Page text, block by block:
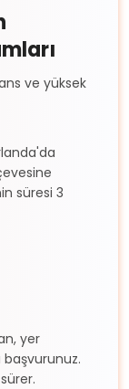
ve yüksek
süresi 3
yer